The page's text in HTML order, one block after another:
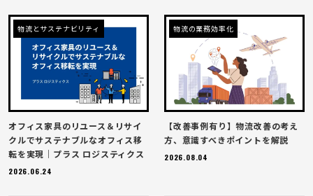
物流とサステナビリティ
オフィス家具のリユース＆リサイ
クルでサステナブルなオフィス移
転を実現｜プラス ロジスティクス
2026.06.24
物流の業務効率化
【改善事例有り】物流改善の考え
方、意識すべきポイントを解説
2026.08.04